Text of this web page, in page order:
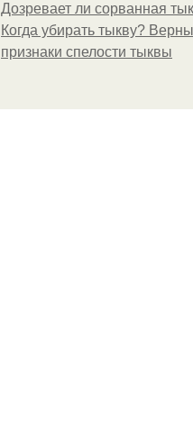
Дозревает ли сорванная
Когда убирать тыкву?
признаки спелости тыквы